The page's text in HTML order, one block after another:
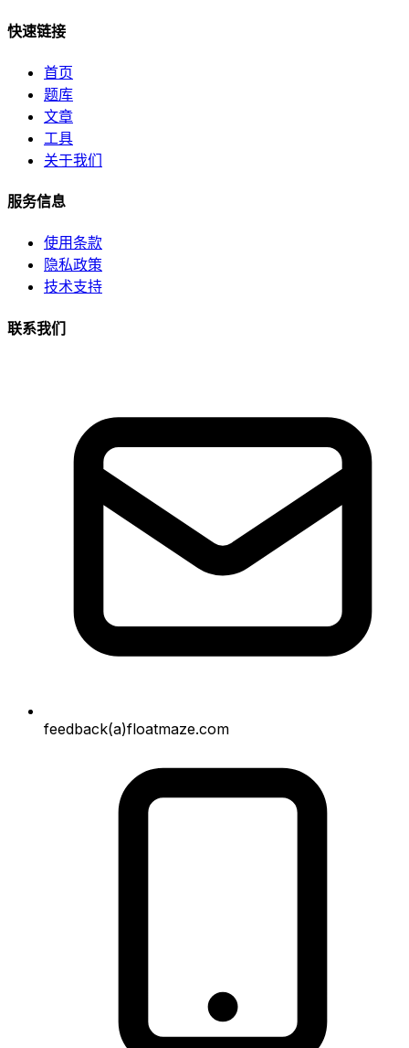
快速链接
首页
题库
文章
工具
关于我们
服务信息
使用条款
隐私政策
技术支持
联系我们
feedback(a)floatmaze.com